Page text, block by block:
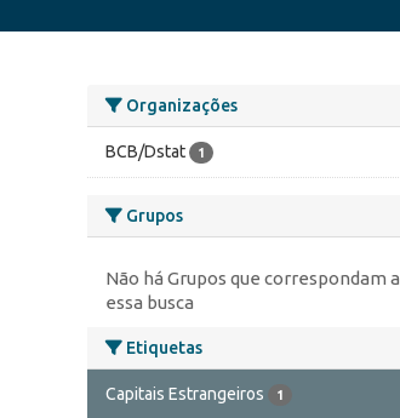
Organizações
BCB/Dstat 1
Grupos
Não há Grupos que correspondam a
essa busca
Etiquetas
Capitais Estrangeiros 1